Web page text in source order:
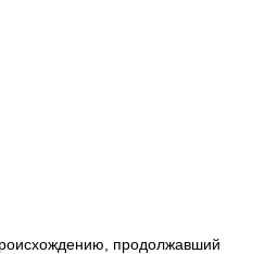
продолжавший